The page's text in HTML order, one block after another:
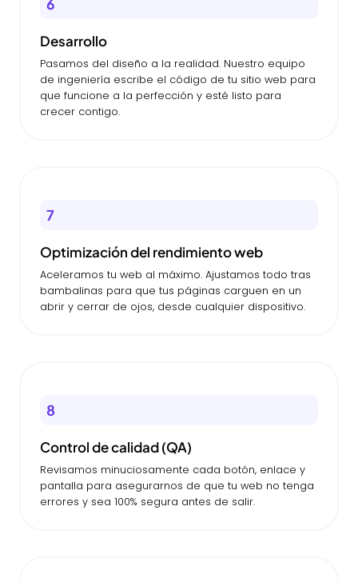
6
Desarrollo
Pasamos del diseño a la realidad. Nuestro equipo
de ingeniería escribe el código de tu sitio web para
que funcione a la perfección y esté listo para
crecer contigo.
7
Optimización del rendimiento web
Aceleramos tu web al máximo. Ajustamos todo tras
bambalinas para que tus páginas carguen en un
abrir y cerrar de ojos, desde cualquier dispositivo.
8
Control de calidad (QA)
Revisamos minuciosamente cada botón, enlace y
pantalla para asegurarnos de que tu web no tenga
errores y sea 100% segura antes de salir.